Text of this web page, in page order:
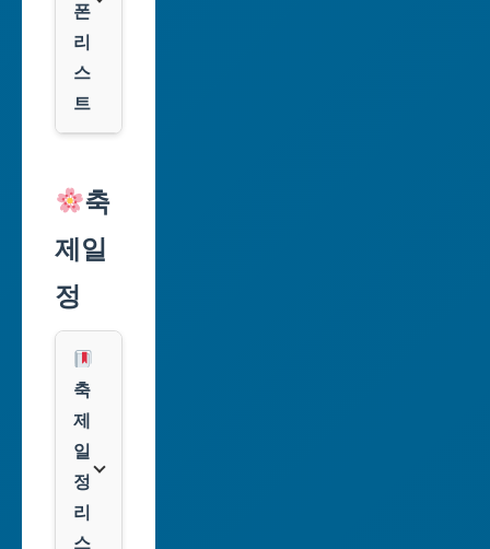
대
인
광
역
광
주
광
역
시
대
폰
리
스
트
리
익
스
레
쿠
팡
클
룩
축
제일
정
축
제
일
정
리
스